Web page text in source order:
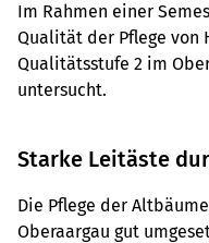
Im Rahmen einer
Qualität der Pflege von
Qualitätsstufe 2 im
untersucht.
Starke Leitäste
Die Pflege der
Oberaargau gut